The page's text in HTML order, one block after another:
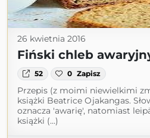
26 kwietnia 2016
Fiński chleb
52 0 Zapisz
Przepis (z moimi niewielkimi
książki Beatrice Ojakangas.
oznacza 'awarię', natomiast
książki (...)